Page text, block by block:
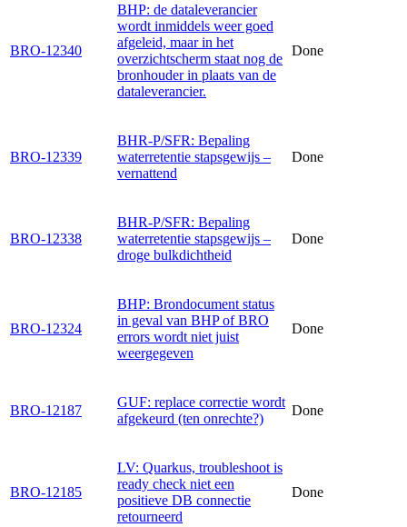
BRO-12340
BHP: de dataleverancier
wordt inmiddels weer goed
afgeleid, maar in het
overzichtscherm staat nog de
bronhouder in plaats van de
dataleverancier.
Done
BRO-12339
BHR-P/SFR: Bepaling
waterretentie stapsgewijs –
vernattend
Done
BRO-12338
BHR-P/SFR: Bepaling
waterretentie stapsgewijs –
droge bulkdichtheid
Done
BRO-12324
BHP: Brondocument status
in geval van BHP of BRO
errors wordt niet juist
weergegeven
Done
BRO-12187
GUF: replace correctie wordt
afgekeurd (ten onrechte?)
Done
BRO-12185
LV: Quarkus, troubleshoot is
ready check niet een
positieve DB connectie
retourneerd
Done